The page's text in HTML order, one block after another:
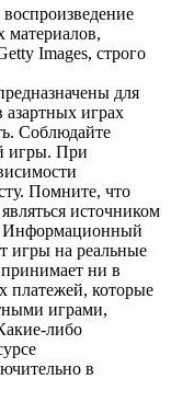
материалов,
Images, строго
для
азартных играх
Соблюдайте
игры. При
Помните, что
источником
Информационный
игры на реальные
ни в
платежей, которые
играми,
либо
в